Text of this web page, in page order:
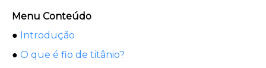
Menu Conteúdo
● Introdução
● O que é fio de titânio?